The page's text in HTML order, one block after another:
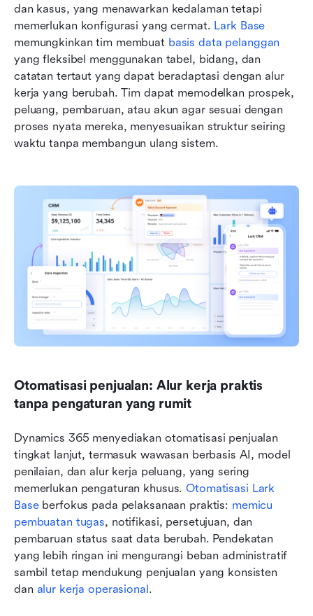
dan kasus, yang menawarkan kedalaman tetapi
memerlukan konfigurasi yang cermat. Lark Base
memungkinkan tim membuat basis data pelanggan
yang fleksibel menggunakan tabel, bidang, dan
catatan tertaut yang dapat beradaptasi dengan alur
kerja yang berubah. Tim dapat memodelkan prospek,
peluang, pembaruan, atau akun agar sesuai dengan
proses nyata mereka, menyesuaikan struktur seiring
waktu tanpa membangun ulang sistem.
Otomatisasi penjualan: Alur kerja praktis
tanpa pengaturan yang rumit
Dynamics 365 menyediakan otomatisasi penjualan
tingkat lanjut, termasuk wawasan berbasis AI, model
penilaian, dan alur kerja peluang, yang sering
memerlukan pengaturan khusus. Otomatisasi Lark
Base berfokus pada pelaksanaan praktis: memicu
pembuatan tugas, notifikasi, persetujuan, dan
pembaruan status saat data berubah. Pendekatan
yang lebih ringan ini mengurangi beban administratif
sambil tetap mendukung penjualan yang konsisten
dan alur kerja operasional.